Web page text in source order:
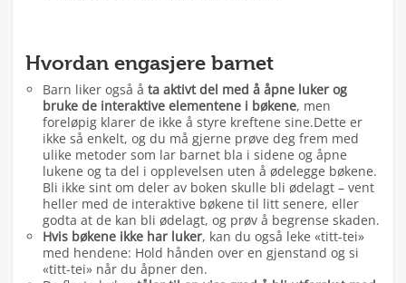
Hvordan engasjere barnet
Barn liker også å ta aktivt del med å åpne luker og
bruke de interaktive elementene i bøkene, men
foreløpig klarer de ikke å styre kreftene sine.Dette er
ikke så enkelt, og du må gjerne prøve deg frem med
ulike metoder som lar barnet bla i sidene og åpne
lukene og ta del i opplevelsen uten å ødelegge bøkene.
Bli ikke sint om deler av boken skulle bli ødelagt – vent
heller med de interaktive bøkene til litt senere, eller
godta at de kan bli ødelagt, og prøv å begrense skaden.
Hvis bøkene ikke har luker, kan du også leke «titt-tei»
med hendene: Hold hånden over en gjenstand og si
«titt-tei» når du åpner den.